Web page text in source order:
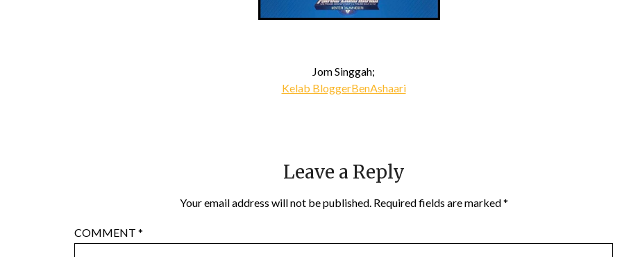
Jom Singgah;
Kelab BloggerBenAshaari
Leave a Reply
Your email address will not be published. Required fields are marked*
COMMENT *